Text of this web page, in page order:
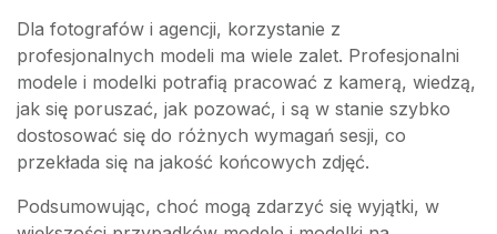
Dla fotografów i agencji, korzystanie z
profesjonalnych modeli ma wiele zalet. Profesjonalni
modele i modelki potrafią pracować z kamerą, wiedzą,
jak się poruszać, jak pozować, i są w stanie szybko
dostosować się do różnych wymagań sesji, co
przekłada się na jakość końcowych zdjęć.
Podsumowując, choć mogą zdarzyć się wyjątki, w